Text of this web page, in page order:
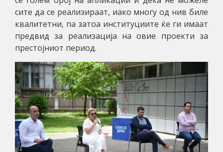
сите да се реализираат, иако многу од нив биле
квалитетни, па затоа институциите ќе ги имаат
предвид за реализација на овие проекти за
престојниот период.